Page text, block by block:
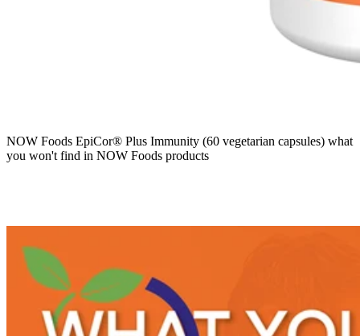
NOW Foods EpiCor® Plus Immunity (60 vegetarian capsules) what
you won't find in NOW Foods products